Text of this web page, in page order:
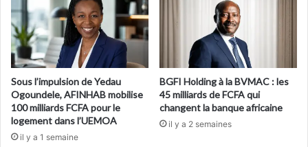
Sous l’impulsion de Yedau
Ogoundele, AFINHAB mobilise
100 milliards FCFA pour le
logement dans l’UEMOA
il y a 1 semaine
BGFI Holding à la BVMAC : les
45 milliards de FCFA qui
changent la banque africaine
il y a 2 semaines